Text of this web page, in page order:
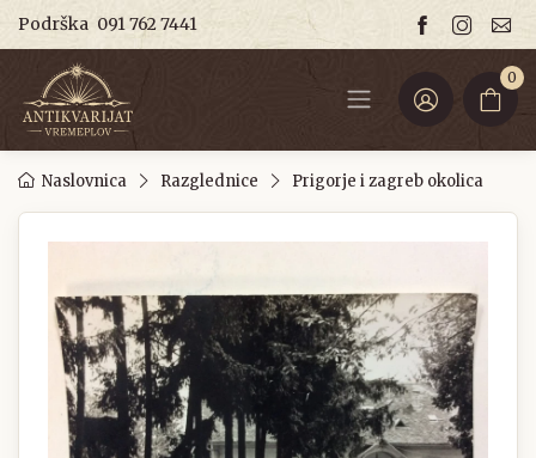
Podrška 091 762 7441
0
Naslovnica Razglednice Prigorje i zagreb okolica